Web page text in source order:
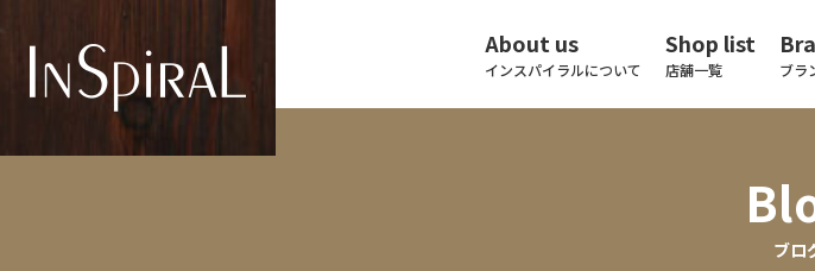
About us
インスパイラルについて
Shop list
店舗一覧 ブラ
ブロ